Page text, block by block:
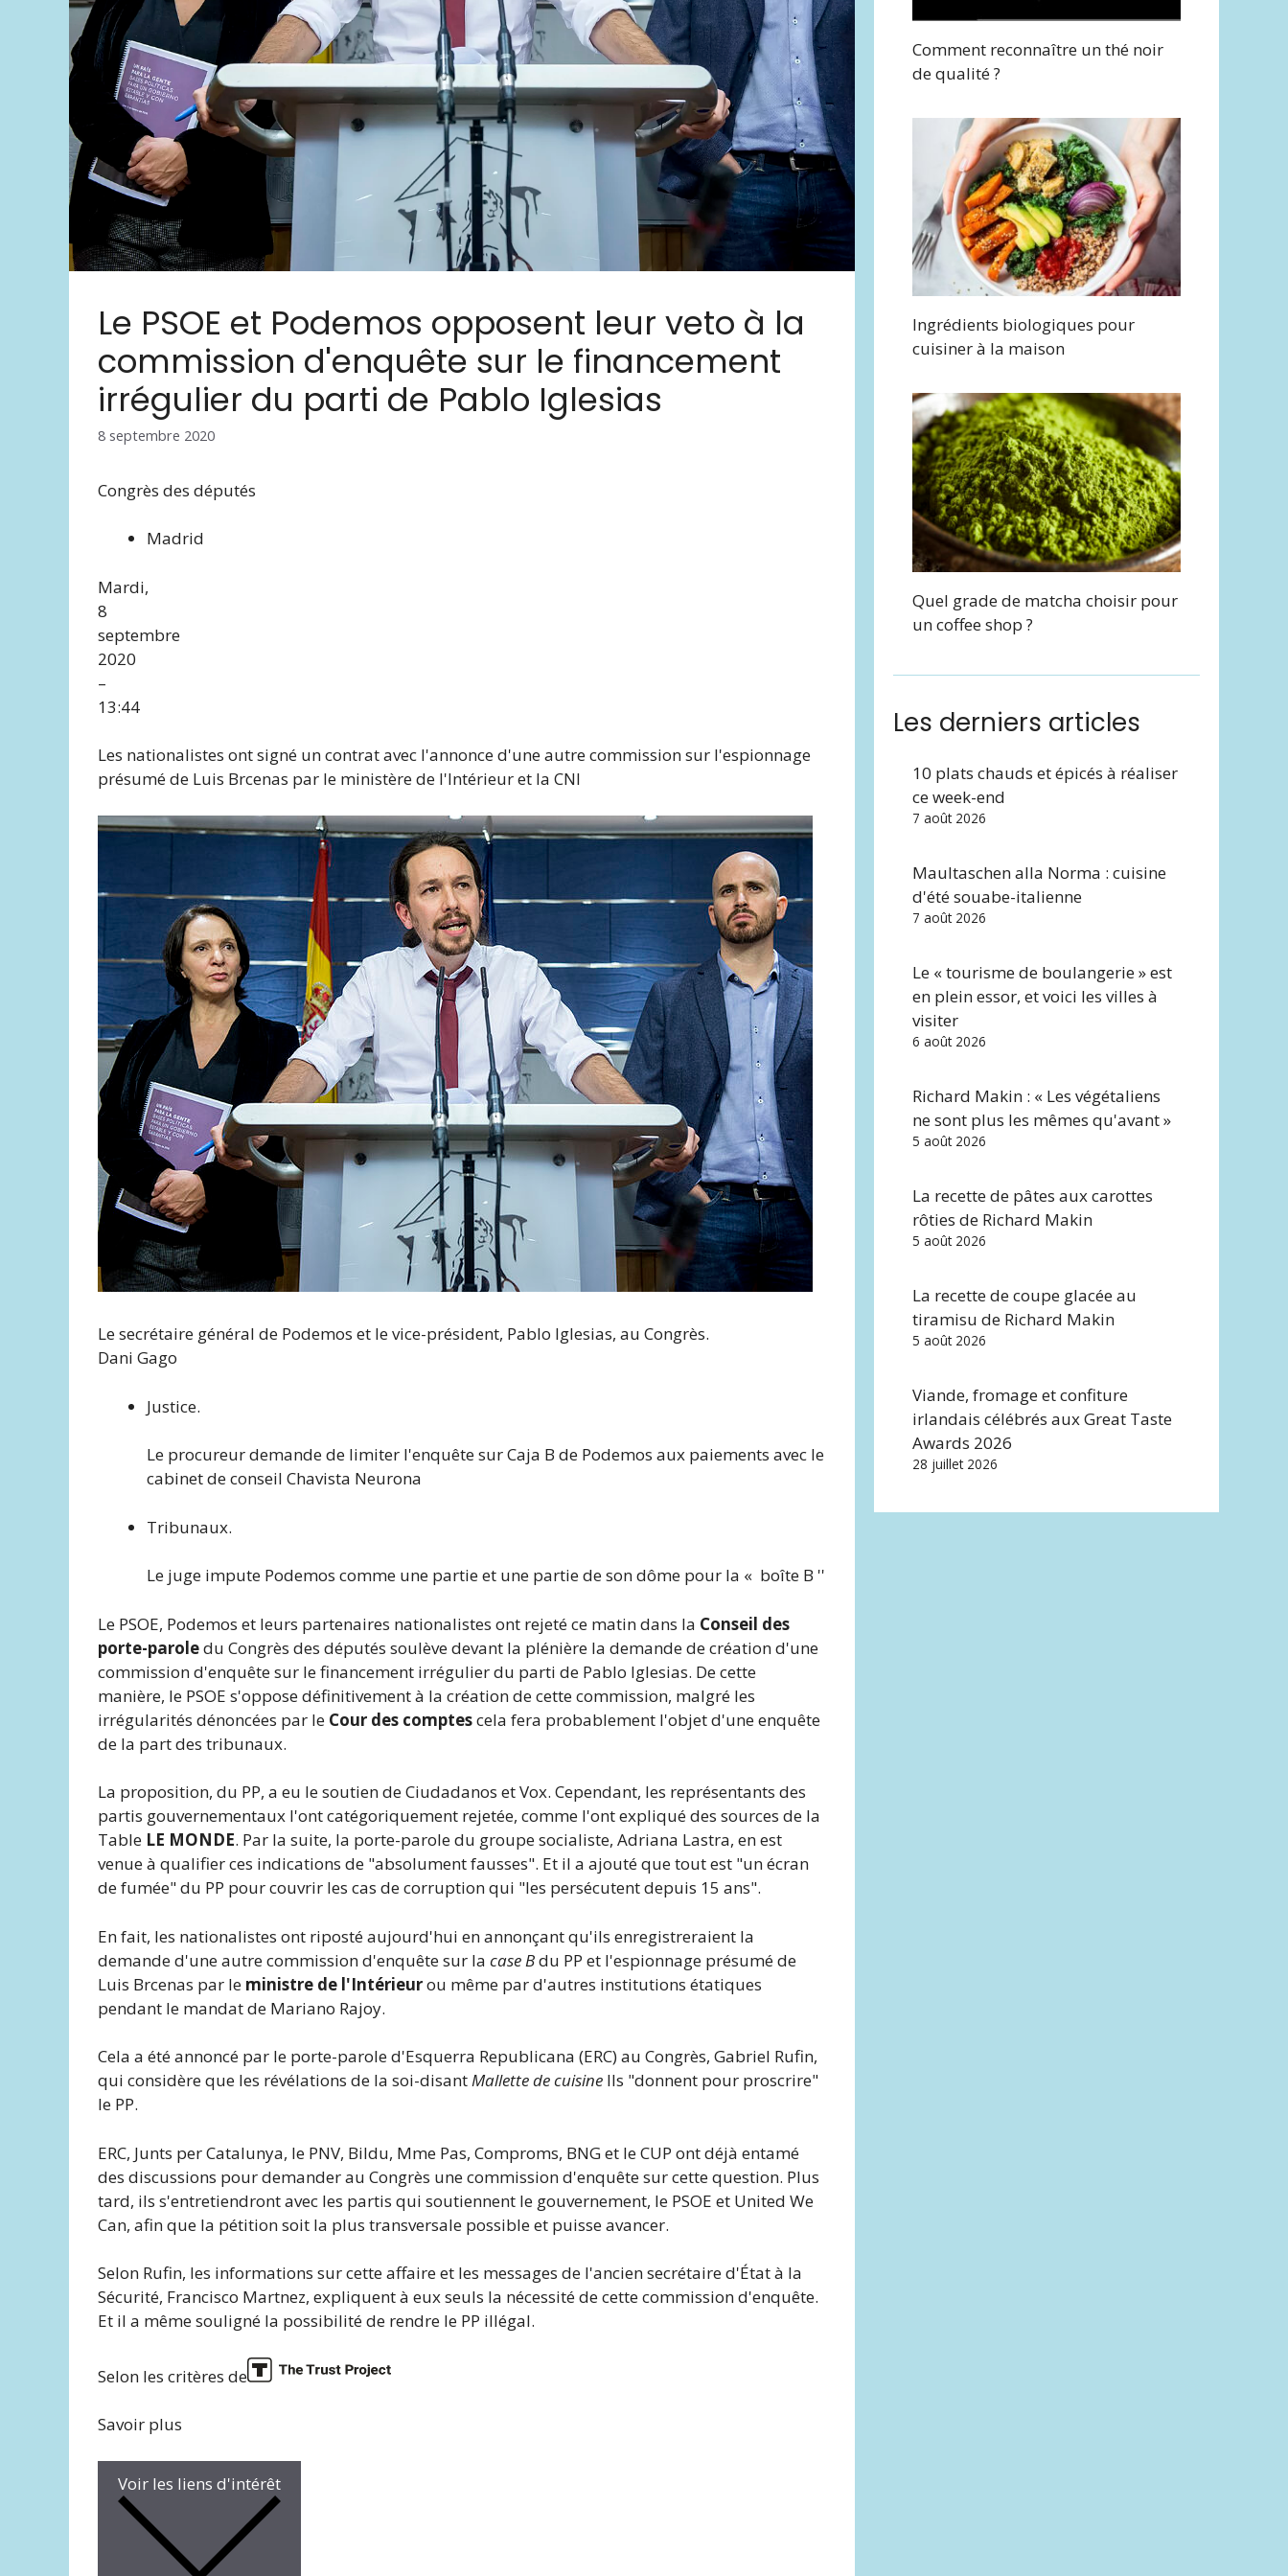
Le PSOE et Podemos opposent leur veto à la
commission d'enquête sur le financement
irrégulier du parti de Pablo Iglesias
8 septembre 2020
Congrès des députés
Madrid
Mardi,
8
septembre
2020
–
13:44
Les nationalistes ont signé un contrat avec l'annonce d'une autre commission sur l'espionnage
présumé de Luis Brcenas par le ministère de l'Intérieur et la CNI
Le secrétaire général de Podemos et le vice-président, Pablo Iglesias, au Congrès.
Dani Gago
Justice.
Le procureur demande de limiter l'enquête sur Caja B de Podemos aux paiements avec le
cabinet de conseil Chavista Neurona
Tribunaux.
Le juge impute Podemos comme une partie et une partie de son dôme pour la « boîte B ''
Le PSOE, Podemos et leurs partenaires nationalistes ont rejeté ce matin dans la Conseil des
porte-paroledu Congrès des députés soulève devant la plénière la demande de création d'une
commission d'enquête sur le financement irrégulier du parti de Pablo Iglesias. De cette
manière, le PSOE s'oppose définitivement à la création de cette commission, malgré les
irrégularités dénoncées par le Cour des comptescela fera probablement l'objet d'une enquête
de la part des tribunaux.
La proposition, du PP, a eu le soutien de Ciudadanos et Vox. Cependant, les représentants des
partis gouvernementaux l'ont catégoriquement rejetée, comme l'ont expliqué des sources de la
Table LE MONDE. Par la suite, la porte-parole du groupe socialiste, Adriana Lastra, en est
venue à qualifier ces indications de "absolument fausses". Et il a ajouté que tout est "un écran
de fumée" du PP pour couvrir les cas de corruption qui "les persécutent depuis 15 ans".
En fait, les nationalistes ont riposté aujourd'hui en annonçant qu'ils enregistreraient la
demande d'une autre commission d'enquête sur la case Bdu PP et l'espionnage présumé de
Luis Brcenas par le ministre de l'Intérieurou même par d'autres institutions étatiques
pendant le mandat de Mariano Rajoy.
Cela a été annoncé par le porte-parole d'Esquerra Republicana (ERC) au Congrès, Gabriel Rufin,
qui considère que les révélations de la soi-disantMallette de cuisine Ils "donnent pour proscrire"
le PP.
ERC, Junts per Catalunya, le PNV, Bildu, Mme Pas, Comproms, BNG et le CUP ont déjà entamé
des discussions pour demander au Congrès une commission d'enquête sur cette question. Plus
tard, ils s'entretiendront avec les partis qui soutiennent le gouvernement, le PSOE et United We
Can, afin que la pétition soit la plus transversale possible et puisse avancer.
Selon Rufin, les informations sur cette affaire et les messages de l'ancien secrétaire d'État à la
Sécurité, Francisco Martnez, expliquent à eux seuls la nécessité de cette commission d'enquête.
Et il a même souligné la possibilité de rendre le PP illégal.
Selon les critères de
Savoir plus
Voir les liens d'intérêt
Comment reconnaître un thé noir
de qualité ?
Ingrédients biologiques pour
cuisiner à la maison
Quel grade de matcha choisir pour
un coffee shop ?
Les derniers articles
10 plats chauds et épicés à réaliser
ce week-end
7 août 2026
Maultaschen alla Norma : cuisine
d'été souabe-italienne
7 août 2026
Le « tourisme de boulangerie » est
en plein essor, et voici les villes à
visiter
6 août 2026
Richard Makin : « Les végétaliens
ne sont plus les mêmes qu'avant »
5 août 2026
La recette de pâtes aux carottes
rôties de Richard Makin
5 août 2026
La recette de coupe glacée au
tiramisu de Richard Makin
5 août 2026
Viande, fromage et confiture
irlandais célébrés aux Great Taste
Awards 2026
28 juillet 2026